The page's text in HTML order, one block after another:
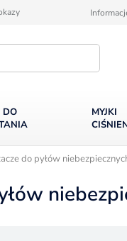
DO
MYJKI
do pyłów